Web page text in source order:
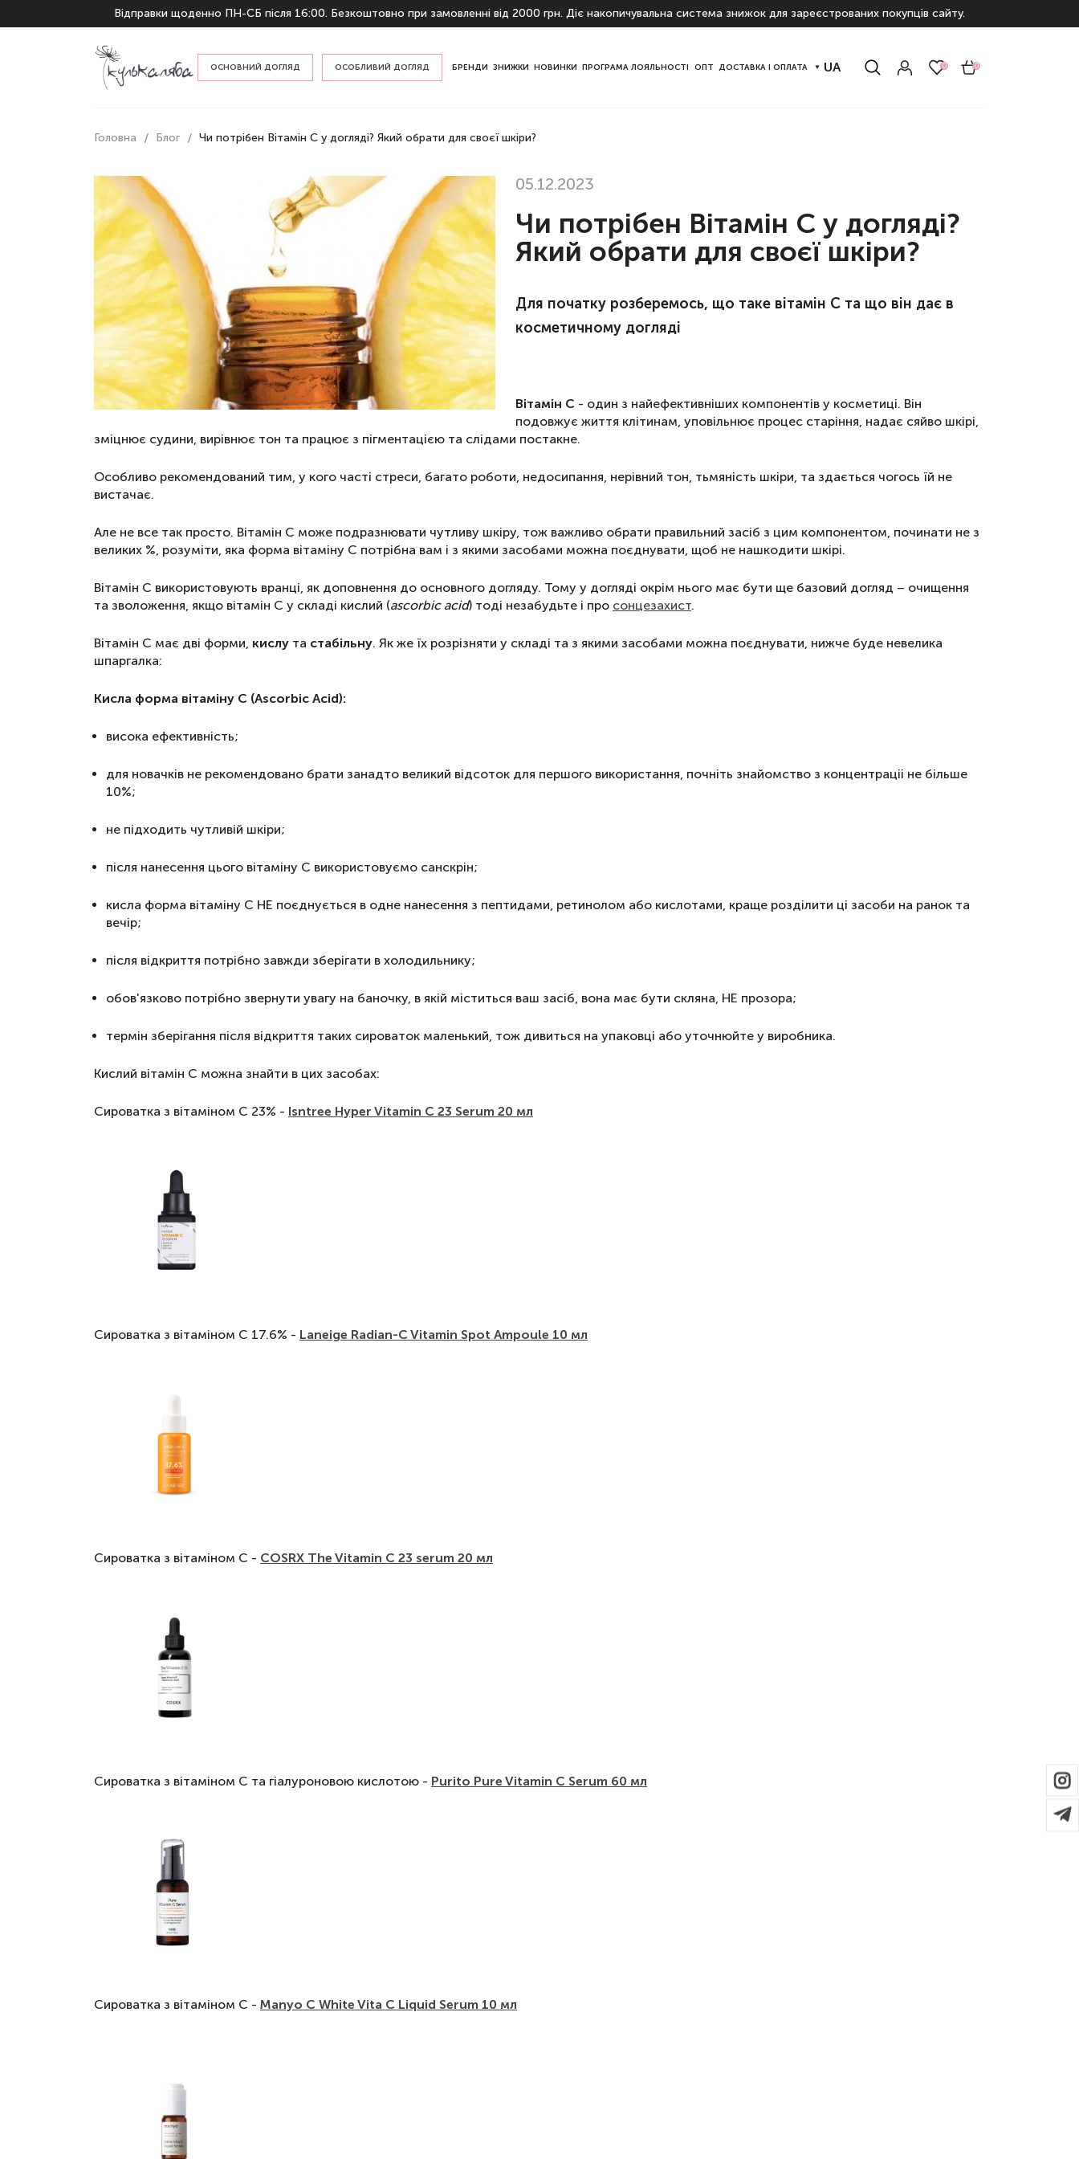
Відправки щоденно ПН-СБ після 16:00. Безкоштовно при замовленні від 2000 грн. Діє накопичувальна система знижок для зареєстрованих покупців сайту.
ОСНОВНИЙ ДОГЛЯД
Гідрофільні олії та бальзами
Пінки та гелі для вмивання
Тонери та місти
Креми та емульсії
Сироватки та есенції
Захист від сонця
Відлущування
Для шкіри навколо очей
Маски
Для волосся
Догляд за тілом і губами
Аксесуари та масаж
ОСОБЛИВИЙ ДОГЛЯД БРЕНДИ ЗНИЖКИ НОВИНКИ ПРОГРАМА ЛОЯЛЬНОСТІ ОПТ ДОСТАВКА І ОПЛАТА UA 0 0
Головна Блог Чи потрібен Вітамін С у догляді? Який обрати для своєї шкіри?
05.12.2023
Чи потрібен Вітамін С у догляді?
Який обрати для своєї шкіри?
Для початку розберемось, що таке вітамін С та що він дає в
косметичному догляді
Вітамін С - один з найефективніших компонентів у косметиці. Він
подовжує життя клітинам, уповільнює процес старіння, надає сяйво шкірі,
зміцнює судини, вирівнює тон та працює з пігментацією та слідами постакне.
Особливо рекомендований тим, у кого часті стреси, багато роботи, недосипання, нерівний тон, тьмяність шкіри, та здається чогось їй не
вистачає.
Але не все так просто. Вітамін С може подразнювати чутливу шкіру, тож важливо обрати правильний засіб з цим компонентом, починати не з
великих %, розуміти, яка форма вітаміну С потрібна вам і з якими засобами можна поєднувати, щоб не нашкодити шкірі.
Вітамін С використовують вранці, як доповнення до основного догляду. Тому у догляді окрім нього має бути ще базовий догляд – очищення
та зволоження, якщо вітамін С у складі кислий (ascorbic acid) тоді незабудьте і про сонцезахист.
Вітамін С має дві форми, кислу та стабільну. Як же їх розрізняти у складі та з якими засобами можна поєднувати, нижче буде невелика
шпаргалка:
Кисла форма вітаміну С (Ascorbic Acid):
висока ефективність;
для новачків не рекомендовано брати занадто великий відсоток для першого використання, почніть знайомство з концентраціі не більше
10%;
не підходить чутливій шкіри;
після нанесення цього вітаміну С використовуємо санскрін;
кисла форма вітаміну С НЕ поєднується в одне нанесення з пептидами, ретинолом або кислотами, краще розділити ці засоби на ранок та
вечір;
після відкриття потрібно завжди зберігати в холодильнику;
обов'язково потрібно звернути увагу на баночку, в якій міститься ваш засіб, вона має бути скляна, НЕ прозора;
термін зберігання після відкриття таких сироваток маленький, тож дивиться на упаковці або уточнюйте у виробника.
Кислий вітамін С можна знайти в цих засобах:
Сироватка з вітаміном С 23% - Isntree Hyper Vitamin C 23 Serum 20 мл
Сироватка з вітаміном C 17.6% - Laneige Radian-C Vitamin Spot Ampoule 10 мл
Сироватка з вітаміном C - COSRX The Vitamin C 23 serum 20 мл
Сироватка з вітаміном С та гіалуроновою кислотою - Purito Pure Vitamin C Serum 60 мл
Сироватка з вітаміном С - Manyo C White Vita C Liquid Serum 10 мл